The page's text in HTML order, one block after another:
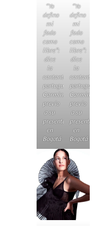
“Yo
defino
mi
fado
como
libre”:
dice
la
cantante
portuguesa
Carminho
previo
a su
presentación
en
Bogotá
“Yo
defino
mi
fado
como
libre”:
dice
la
cantante
portuguesa
Carminho
previo
a su
presentación
en
Bogotá